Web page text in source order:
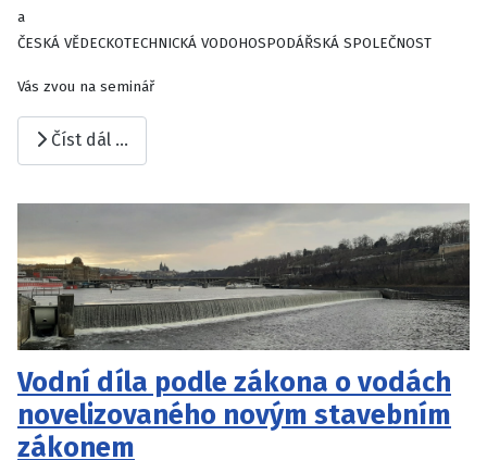
a
ČESKÁ VĚDECKOTECHNICKÁ VODOHOSPODÁŘSKÁ SPOLEČNOST
Vás zvou na seminář
Číst dál …
Vodní díla podle zákona o vodách
novelizovaného novým stavebním
zákonem